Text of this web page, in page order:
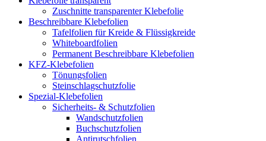
Zuschnitte transparenter Klebefolie
Beschreibbare Klebefolien
Tafelfolien für Kreide & Flüssigkreide
Whiteboardfolien
Permanent Beschreibbare Klebefolien
KFZ-Klebefolien
Tönungsfolien
Steinschlagschutzfolie
Spezial-Klebefolien
Sicherheits- & Schutzfolien
Wandschutzfolien
Buchschutzfolien
Antirutschfolien